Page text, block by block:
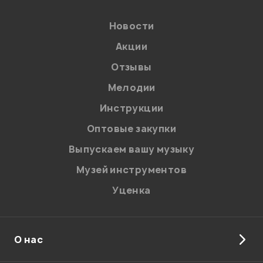
на обработку персональных данных в
Политикой в отношении обработки
персональных данных.
Введите проверочное число:
Отправить
Новости
Акции
Отзывы
Мелодии
Инструкции
Оптовые закупки
Выпускаем вашу музыку
Музей инструментов
Уценка
О нас